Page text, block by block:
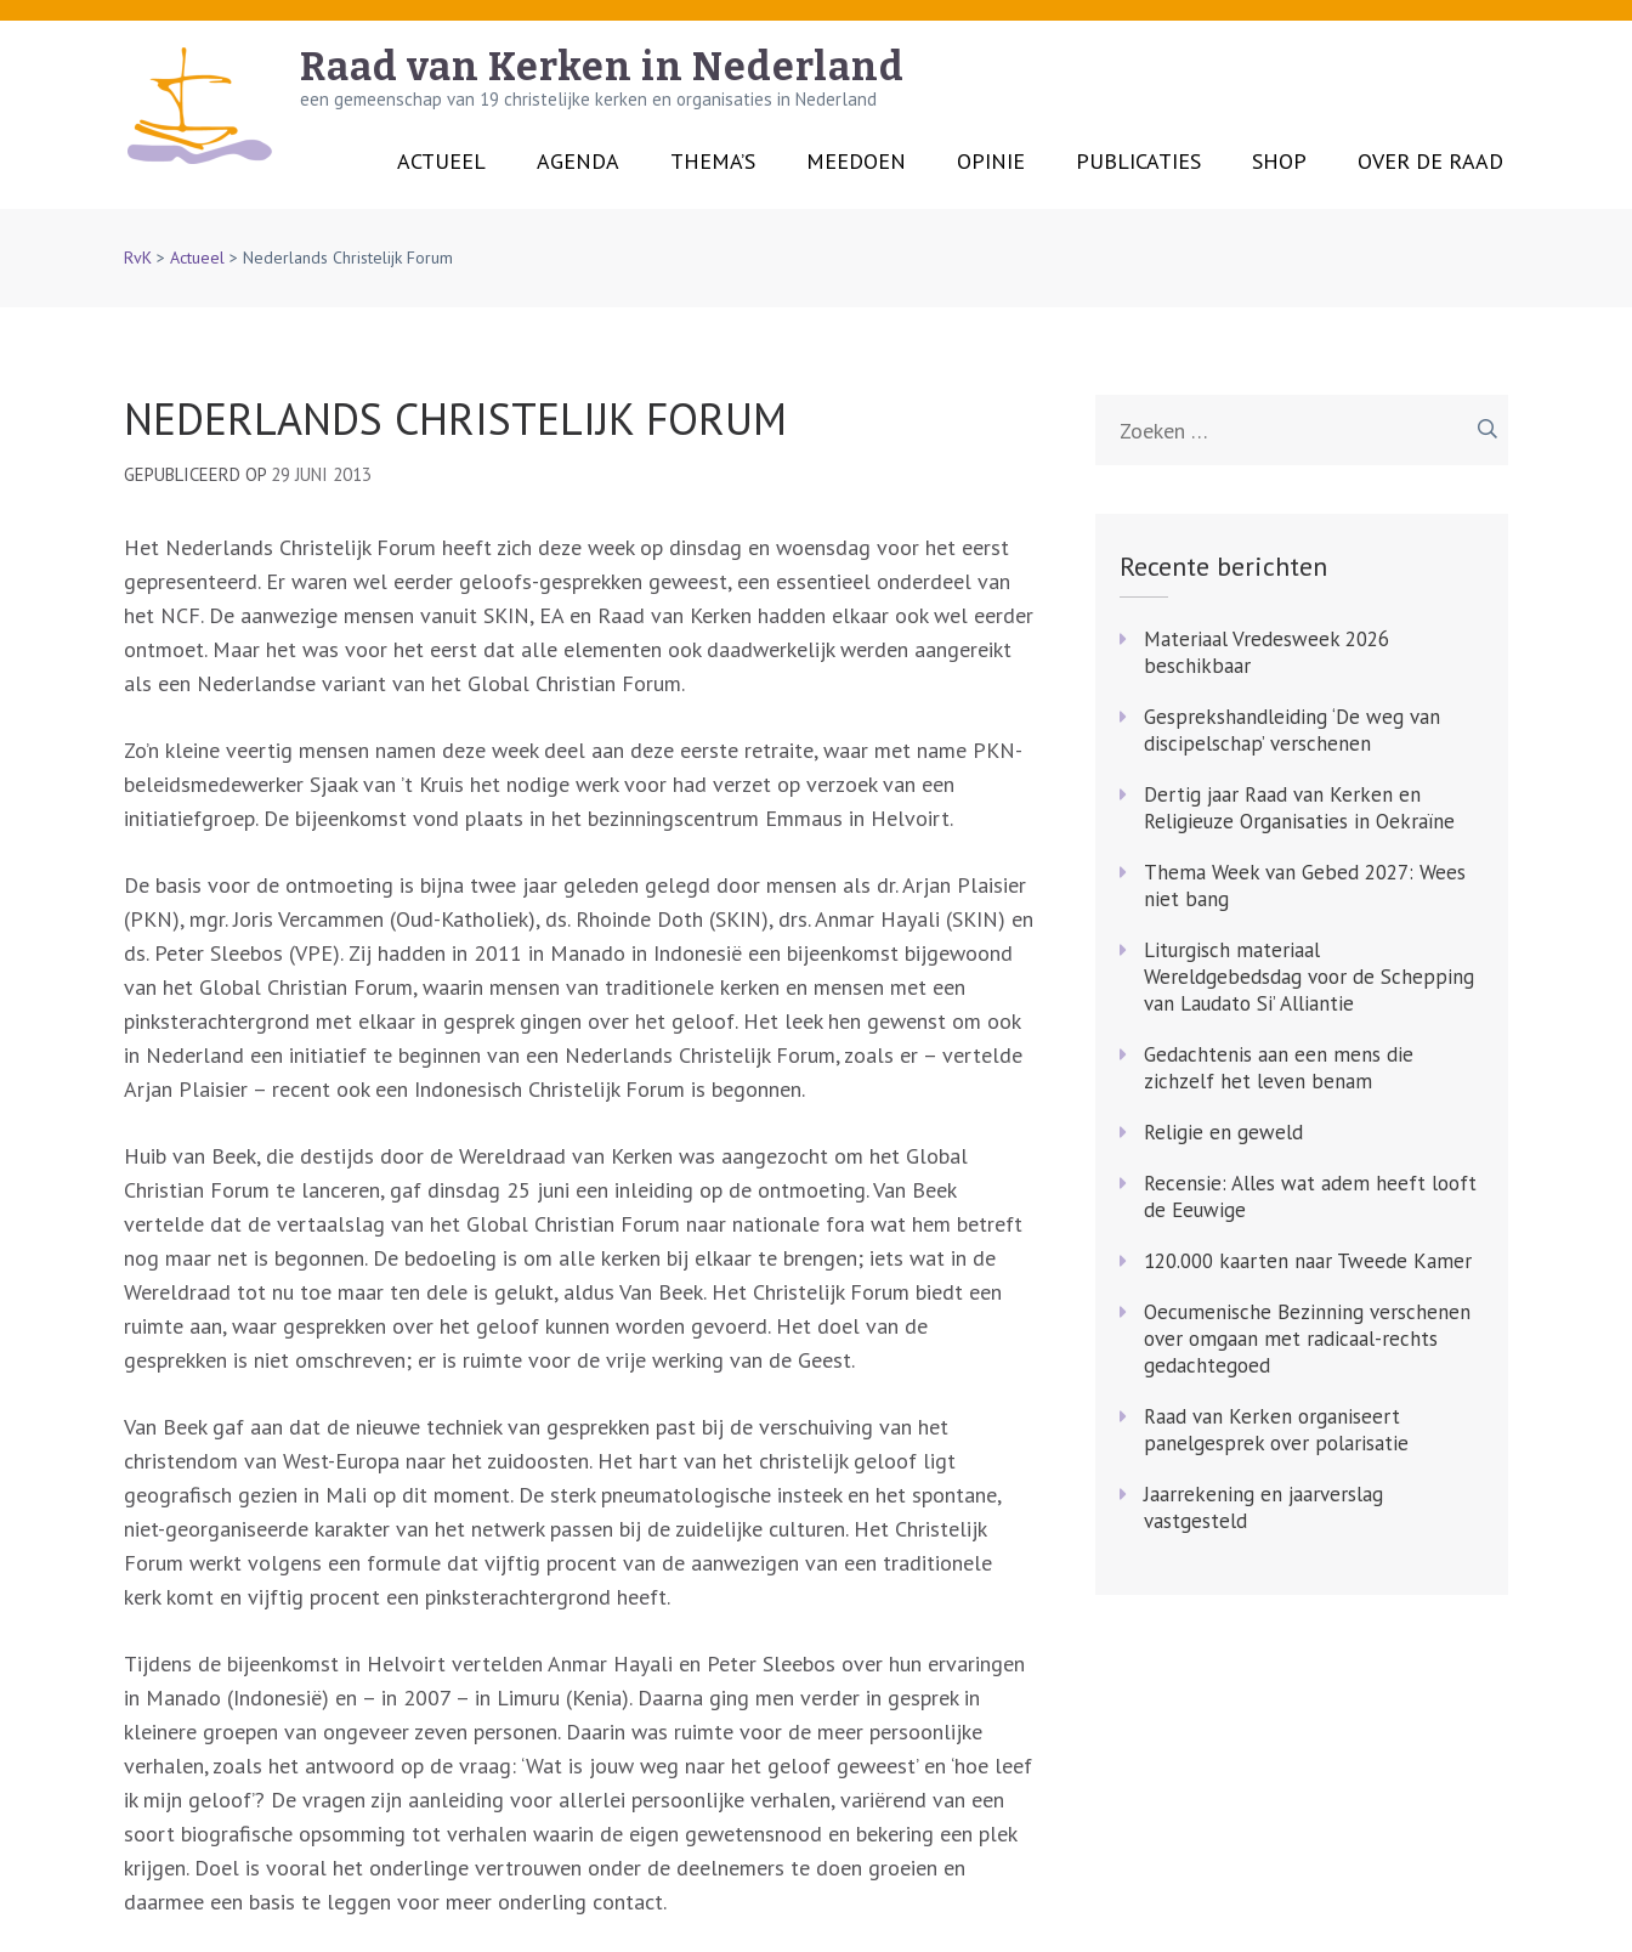
Skip
Raad van Kerken in Nederland
een gemeenschap van 19 christelijke kerken en organisaties in Nederland
ACTUEEL AGENDA THEMA’S MEEDOEN OPINIE PUBLICATIES SHOP OVER DE RAAD
RvK > Actueel > Nederlands Christelijk Forum
NEDERLANDS CHRISTELIJK FORUM
GEPUBLICEERD OP 29 JUNI 2013
Het Nederlands Christelijk Forum heeft zich deze week op dinsdag en woensdag voor het eerst
gepresenteerd. Er waren wel eerder geloofs-gesprekken geweest, een essentieel onderdeel van
het NCF. De aanwezige mensen vanuit SKIN, EA en Raad van Kerken hadden elkaar ook wel eerder
ontmoet. Maar het was voor het eerst dat alle elementen ook daadwerkelijk werden aangereikt
als een Nederlandse variant van het Global Christian Forum.
Zo’n kleine veertig mensen namen deze week deel aan deze eerste retraite, waar met name PKN-
beleidsmedewerker Sjaak van ’t Kruis het nodige werk voor had verzet op verzoek van een
initiatiefgroep. De bijeenkomst vond plaats in het bezinningscentrum Emmaus in Helvoirt.
De basis voor de ontmoeting is bijna twee jaar geleden gelegd door mensen als dr. Arjan Plaisier
(PKN), mgr. Joris Vercammen (Oud-Katholiek), ds. Rhoinde Doth (SKIN), drs. Anmar Hayali (SKIN) en
ds. Peter Sleebos (VPE). Zij hadden in 2011 in Manado in Indonesië een bijeenkomst bijgewoond
van het Global Christian Forum, waarin mensen van traditionele kerken en mensen met een
pinksterachtergrond met elkaar in gesprek gingen over het geloof. Het leek hen gewenst om ook
in Nederland een initiatief te beginnen van een Nederlands Christelijk Forum, zoals er – vertelde
Arjan Plaisier – recent ook een Indonesisch Christelijk Forum is begonnen.
Huib van Beek, die destijds door de Wereldraad van Kerken was aangezocht om het Global
Christian Forum te lanceren, gaf dinsdag 25 juni een inleiding op de ontmoeting. Van Beek
vertelde dat de vertaalslag van het Global Christian Forum naar nationale fora wat hem betreft
nog maar net is begonnen. De bedoeling is om alle kerken bij elkaar te brengen; iets wat in de
Wereldraad tot nu toe maar ten dele is gelukt, aldus Van Beek. Het Christelijk Forum biedt een
ruimte aan, waar gesprekken over het geloof kunnen worden gevoerd. Het doel van de
gesprekken is niet omschreven; er is ruimte voor de vrije werking van de Geest.
Van Beek gaf aan dat de nieuwe techniek van gesprekken past bij de verschuiving van het
christendom van West-Europa naar het zuidoosten. Het hart van het christelijk geloof ligt
geografisch gezien in Mali op dit moment. De sterk pneumatologische insteek en het spontane,
niet-georganiseerde karakter van het netwerk passen bij de zuidelijke culturen. Het Christelijk
Forum werkt volgens een formule dat vijftig procent van de aanwezigen van een traditionele
kerk komt en vijftig procent een pinksterachtergrond heeft.
Tijdens de bijeenkomst in Helvoirt vertelden Anmar Hayali en Peter Sleebos over hun ervaringen
in Manado (Indonesië) en – in 2007 – in Limuru (Kenia). Daarna ging men verder in gesprek in
kleinere groepen van ongeveer zeven personen. Daarin was ruimte voor de meer persoonlijke
verhalen, zoals het antwoord op de vraag: ‘Wat is jouw weg naar het geloof geweest’ en ‘hoe leef
ik mijn geloof’? De vragen zijn aanleiding voor allerlei persoonlijke verhalen, variërend van een
soort biografische opsomming tot verhalen waarin de eigen gewetensnood en bekering een plek
krijgen. Doel is vooral het onderlinge vertrouwen onder de deelnemers te doen groeien en
daarmee een basis te leggen voor meer onderling contact.
naar:
Recente berichten
Materiaal Vredesweek 2026
beschikbaar
Gesprekshandleiding ‘De weg van
discipelschap’ verschenen
Dertig jaar Raad van Kerken en
Religieuze Organisaties in Oekraïne
Thema Week van Gebed 2027: Wees
niet bang
Liturgisch materiaal
Wereldgebedsdag voor de Schepping
van Laudato Si’ Alliantie
Gedachtenis aan een mens die
zichzelf het leven benam
Religie en geweld
Recensie: Alles wat adem heeft looft
de Eeuwige
120.000 kaarten naar Tweede Kamer
Oecumenische Bezinning verschenen
over omgaan met radicaal-rechts
gedachtegoed
Raad van Kerken organiseert
panelgesprek over polarisatie
Jaarrekening en jaarverslag
vastgesteld